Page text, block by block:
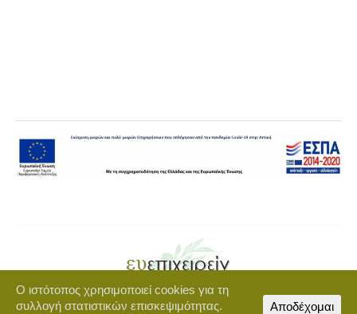
Copyright © 2021 euepixeirein.gr | Developed by BigWebTheory
Ο ιστότοπος χρησιμοποιεί cookies για τη
συλλογή στατιστικών επισκεψιμότητας.
Αποδέχομαι